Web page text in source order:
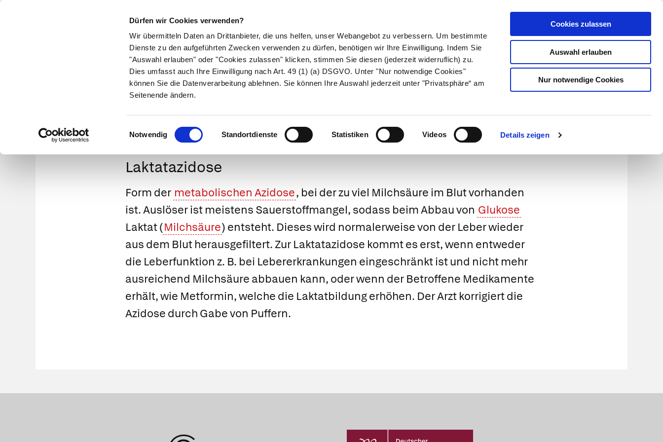
Dürfen wir Cookies verwenden?
Wir übermitteln Daten an Drittanbieter, die uns helfen, unser Webangebot zu verbessern. Um bestimmte
Dienste zu den aufgeführten Zwecken verwenden zu dürfen, benötigen wir Ihre Einwilligung. Indem Sie
"Auswahl erlauben" oder "Cookies zulassen" klicken, stimmen Sie diesen (jederzeit widerruflich) zu.
Dies umfasst auch Ihre Einwilligung nach Art. 49 (1) (a) DSGVO. Unter "Nur notwendige Cookies"
können Sie die Datenverarbeitung ablehnen. Sie können Ihre Auswahl jederzeit unter "Privatsphäre“ am
Seitenende ändern.
Einwilligungsauswahl
Notwendig Standortdienste Statistiken Videos Details zeigen
Cookies zulassen
Auswahl erlauben
Nur notwendige Cookies
Kundenlogin
Suche
Symptome Therapie Medikamente Naturheilkunde Eltern & Kind Gesund leben Über uns
Medizinlexikon
Laktatazidose
Form der metabolischen Azidose, bei der zu viel Milchsäure im Blut vorhanden
ist. Auslöser ist meistens Sauerstoffmangel, sodass beim Abbau von Glukose
Laktat (Milchsäure) entsteht. Dieses wird normalerweise von der Leber wieder
aus dem Blut herausgefiltert. Zur Laktatazidose kommt es erst, wenn entweder
die Leberfunktion z. B. bei Lebererkrankungen eingeschränkt ist und nicht mehr
ausreichend Milchsäure abbauen kann, oder wenn der Betroffene Medikamente
erhält, wie Metformin, welche die Laktatbildung erhöhen. Der Arzt korrigiert die
Azidose durch Gabe von Puffern.